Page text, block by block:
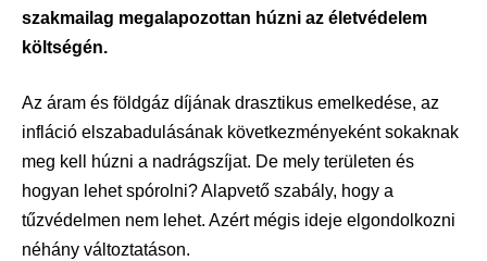
szakmailag megalapozottan húzni az életvédelem
költségén.
Az áram és földgáz díjának drasztikus emelkedése, az
infláció elszabadulásának következményeként sokaknak
meg kell húzni a nadrágszíjat. De mely területen és
hogyan lehet spórolni? Alapvető szabály, hogy a
tűzvédelmen nem lehet. Azért mégis ideje elgondolkozni
néhány változtatáson.